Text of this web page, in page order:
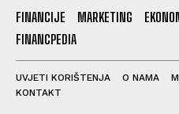
FINANCIJE MARKETING
FINANCPEDIA
UVJETI KORIŠTENJA O NAMA
KONTAKT